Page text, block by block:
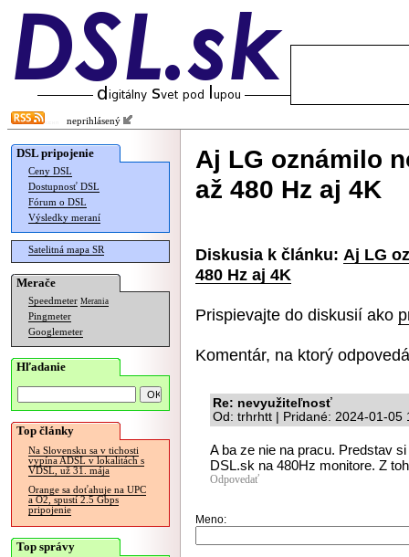
neprihlásený
DSL pripojenie
Ceny DSL
Dostupnosť DSL
Fórum o DSL
Výsledky meraní
Satelitná mapa SR
Merače
Speedmeter Merania
Pingmeter
Googlemeter
Hľadanie
Top články
Na Slovensku sa v tichosti
vypína ADSL v lokalitách s
VDSL, už 31. mája
Orange sa doťahuje na UPC
a O2, spustí 2.5 Gbps
pripojenie
Top správy
Aj LG oznámilo
až 480 Hz aj 4K
Diskusia k článku: Aj LG
480 Hz aj 4K
Prispievajte do diskusií ako
Komentár, na ktorý
Re: nevyužiteľnosť
Od: trhrhtt | Pridané: 2024-01-05
A ba ze nie na pracu. Predstav
DSL.sk na 480Hz monitore. Z
Odpovedať
Meno: